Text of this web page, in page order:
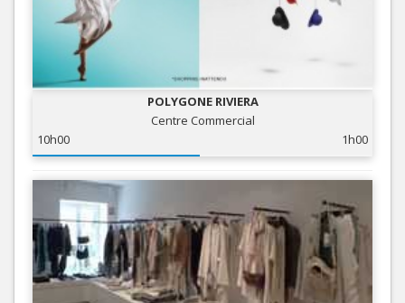
POLYGONE RIVIERA
Centre Commercial
10h00
1h00